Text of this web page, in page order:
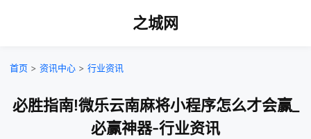
之城网
首页 > 资讯中心 > 行业资讯
必胜指南!微乐云南麻将小程序怎么才会赢_
必赢神器-行业资讯